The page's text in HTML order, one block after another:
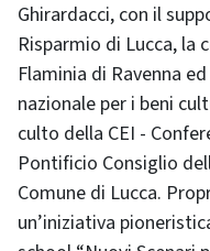
Ghirardacci, con il
Risparmio di Lucca, la
Flaminia di Ravenna
nazionale per i beni
culto della CEI -
Pontificio Consiglio
Comune di Lucca.
un’iniziativa